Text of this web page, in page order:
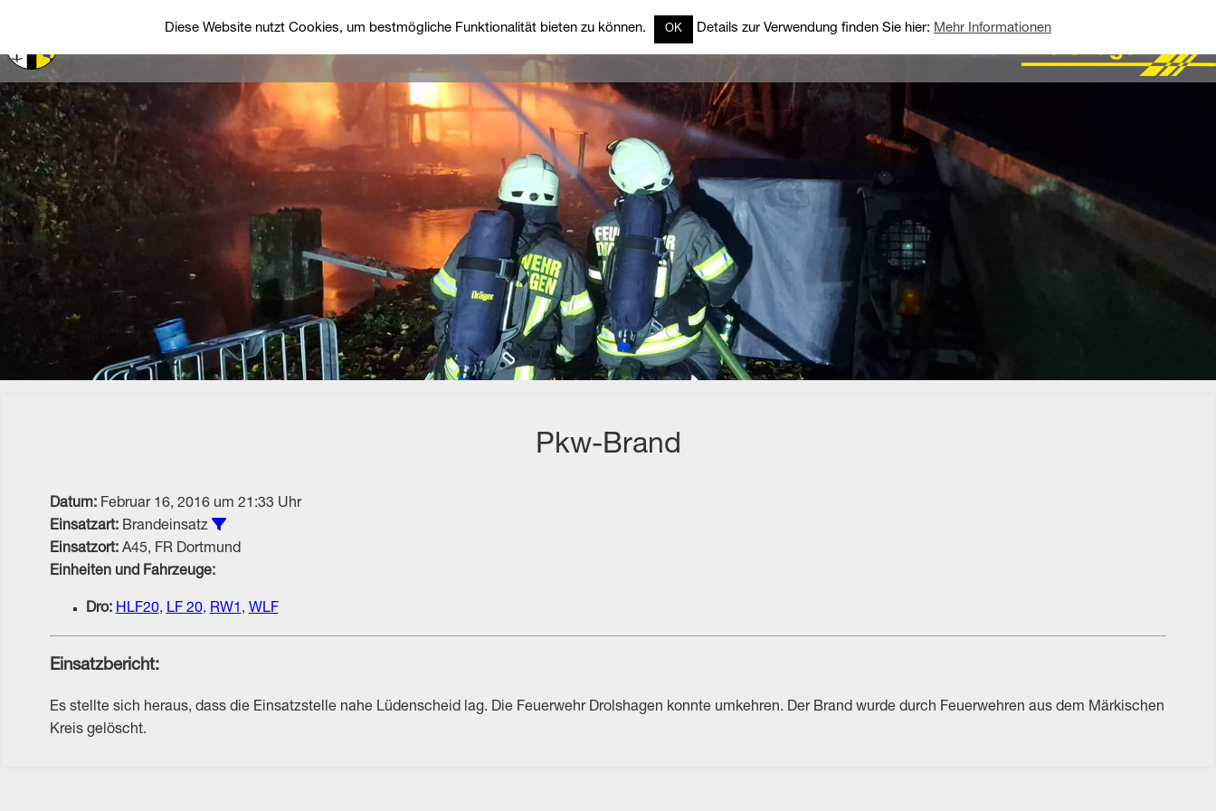
Startseite Über uns Einsätze Fahrzeuge
Pkw-Brand
Datum:Februar 16, 2016 um 21:33 Uhr
Einsatzart:Brandeinsatz
Alle Einsätze vom Typ Brandeinsatz anzeigen
Einsatzort:A45, FR Dortmund
Einheiten und Fahrzeuge:
Dro: HLF20, LF 20, RW1 , WLF
Einsatzbericht:
Es stellte sich heraus, dass die Einsatzstelle nahe Lüdenscheid lag. Die Feuerwehr Drolshagen konnte umkehren. Der Brand wurde durch Feuerwehren aus dem Märkischen
Kreis gelöscht.
Diese Website nutzt Cookies, um bestmögliche Funktionalität bieten zu können. OK Details zur Verwendung finden Sie hier: Mehr Informationen